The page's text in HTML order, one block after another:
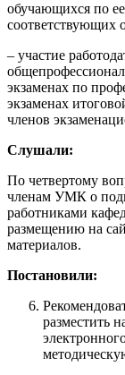
обучающихся по
соответствующих
– участие
экзаменах по
экзаменах
членов
Слушали:
По четвертому
членам УМК о
работниками
размещению на
материалов.
Постановили:
разместить